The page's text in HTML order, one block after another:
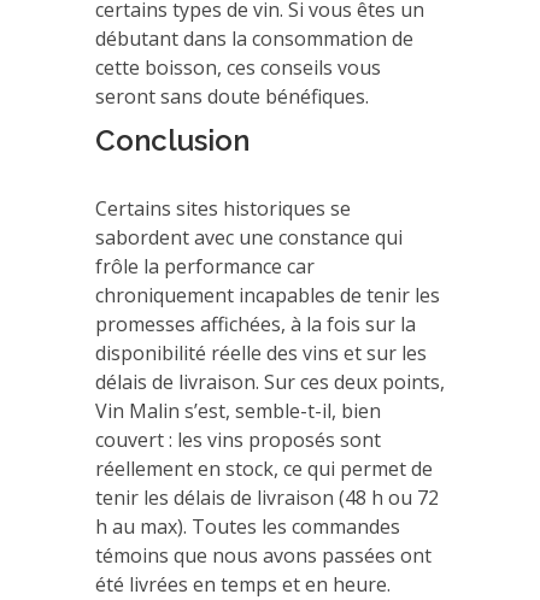
certains types de vin. Si vous êtes un
débutant dans la consommation de
cette boisson, ces conseils vous
seront sans doute bénéfiques.
Conclusion
Certains sites historiques se
sabordent avec une constance qui
frôle la performance car
chroniquement incapables de tenir les
promesses affichées, à la fois sur la
disponibilité réelle des vins et sur les
délais de livraison. Sur ces deux points,
Vin Malin s’est, semble-t-il, bien
couvert : les vins proposés sont
réellement en stock, ce qui permet de
tenir les délais de livraison (48 h ou 72
h au max). Toutes les commandes
témoins que nous avons passées ont
été livrées en temps et en heure.